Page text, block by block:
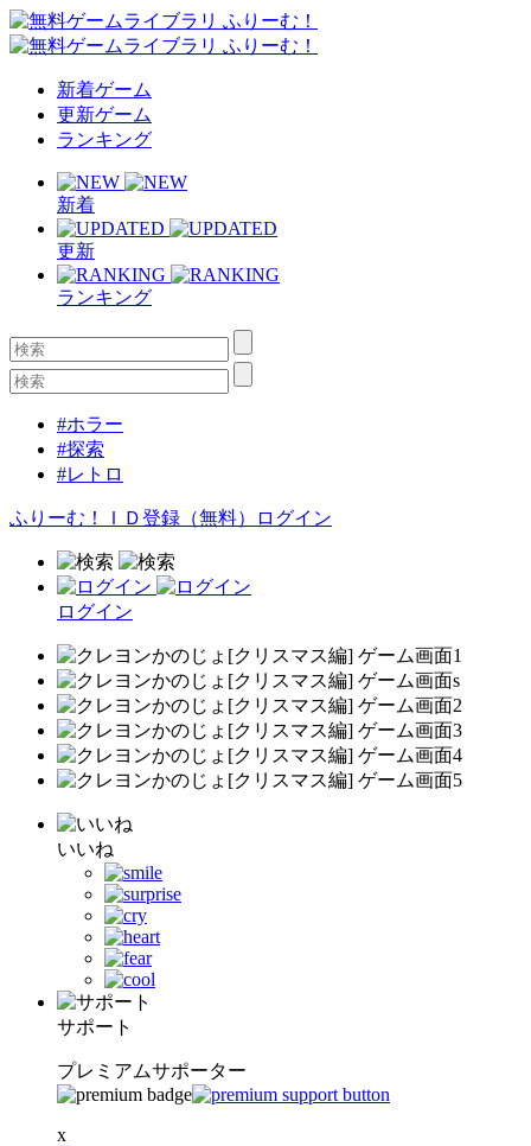
新着ゲーム
更新ゲーム
ランキング
新着
更新
ランキング
#ホラー
#探索
#レトロ
ふりーむ！ＩＤ登録（無料） ログイン
ログイン
いいね
サポート
プレミアムサポーター
x